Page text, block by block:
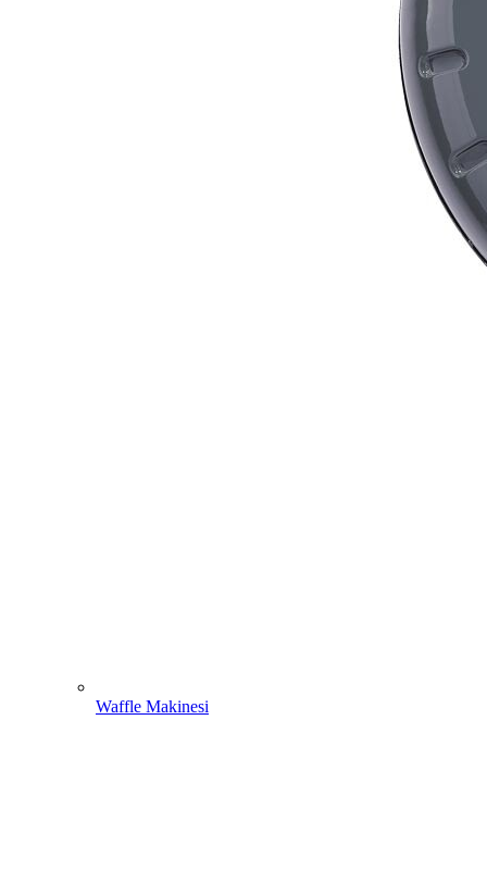
Waffle Makinesi